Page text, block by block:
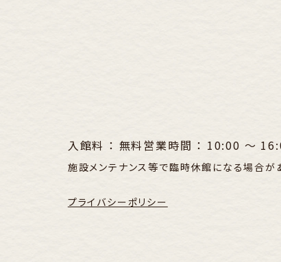
入館料 ： 無料営業時間 ： 10:00 〜
施設メンテナンス等で臨時休館になる場合が
プライバシーポリシー